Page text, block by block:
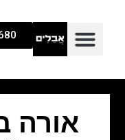
אורה